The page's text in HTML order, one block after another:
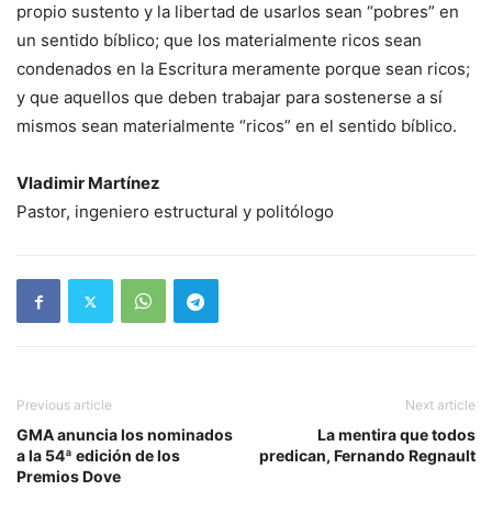
propio sustento y la libertad de usarlos sean “pobres” en
un sentido bíblico; que los materialmente ricos sean
condenados en la Escritura meramente porque sean ricos;
y que aquellos que deben trabajar para sostenerse a sí
mismos sean materialmente “ricos” en el sentido bíblico.
Vladimir Martínez
Pastor, ingeniero estructural y politólogo
Previous article
GMA anuncia los nominados
a la 54ª edición de los
Premios Dove
Next article
La mentira que todos
predican, Fernando Regnault